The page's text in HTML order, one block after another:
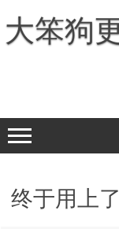
正大笨狗
终于用上